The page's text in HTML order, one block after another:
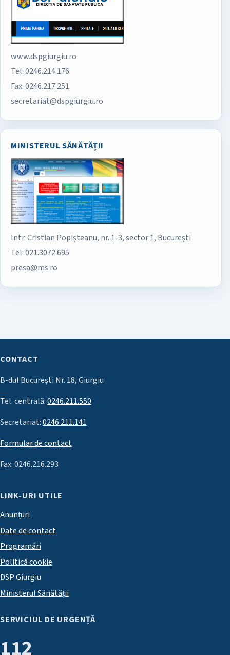
www.dspgiurgiu.ro
Tel: 0246.214.176
Fax: 0246.217.251
secretariat@dspgiurgiu.ro
MINISTERUL SĂNĂTĂȚII
Intr. Cristian Popișteanu, nr. 1-3, sector 1, București
Tel: 021.3072.695
presa@ms.ro
CONTACT
B-dul București Nr. 18, Giurgiu
Tel. centrală:0246.211.550
Secretariat:0246.211.141
Formular de contact
Fax: 0246.216.293
LINK-URI UTILE
Anunțuri
Date de contact
Programări
Politică cookie
DSP Giurgiu
Ministerul Sănătății
SERVICIUL DE URGENȚĂ
112